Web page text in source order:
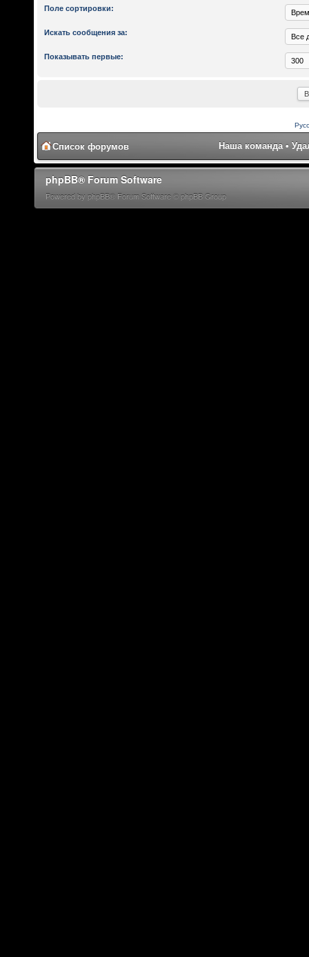
Поле сортировки:
Искать сообщения за:
Показывать первые:
Список форумов Наша команда •
phpBB® Forum Software
Powered by phpBB® Forum Software © phpBB Group